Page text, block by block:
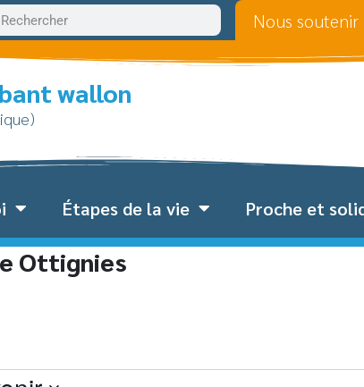
Nous soutenir
wallon
Étapes de la vie Proche et
Ottignies